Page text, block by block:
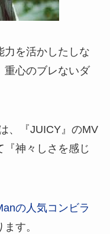
力を活かしたしな
重心のブレないダ
、『JUICY』のMV
『神々しさを感じ
の人気コンビラ
す。